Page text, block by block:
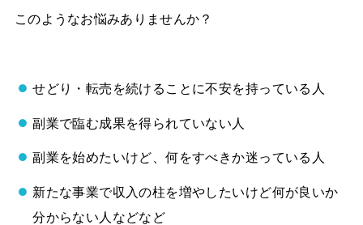
このようなお悩みありませんか？
せどり・転売を続けることに不安を持っている人
副業で臨む成果を得られていない人
副業を始めたいけど、何をすべきか迷っている人
新たな事業で収入の柱を増やしたいけど何が良いか
分からない人などなど